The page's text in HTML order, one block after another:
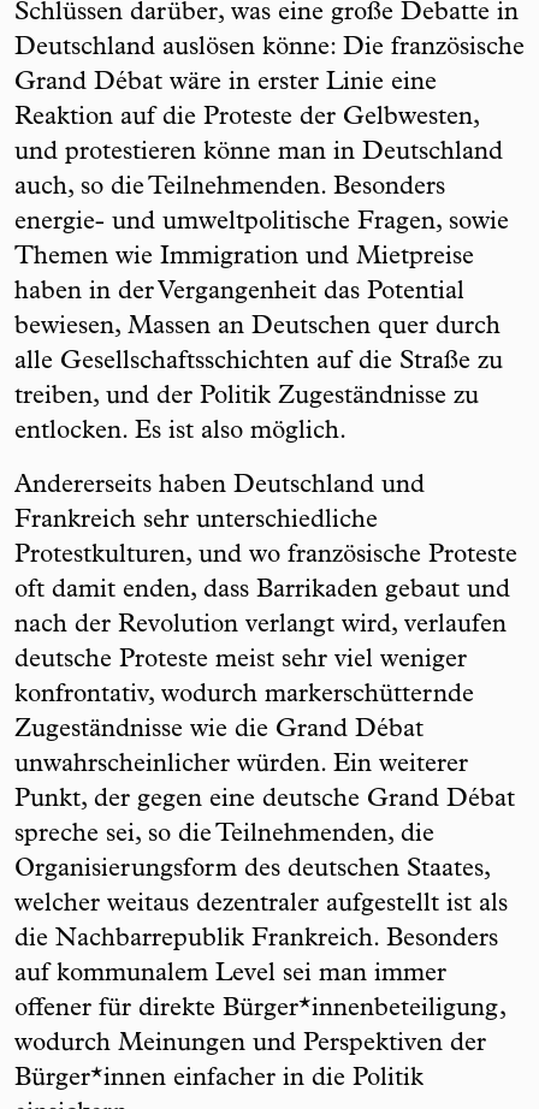
Schlüssen darüber, was eine große Debatte in
Deutschland auslösen könne: Die französische
Grand Débat wäre in erster Linie eine
Reaktion auf die Proteste der Gelbwesten,
und protestieren könne man in Deutschland
auch, so die Teilnehmenden. Besonders
energie- und umweltpolitische Fragen, sowie
Themen wie Immigration und Mietpreise
haben in der Vergangenheit das Potential
bewiesen, Massen an Deutschen quer durch
alle Gesellschaftsschichten auf die Straße zu
treiben, und der Politik Zugeständnisse zu
entlocken. Es ist also möglich.
Andererseits haben Deutschland und
Frankreich sehr unterschiedliche
Protestkulturen, und wo französische Proteste
oft damit enden, dass Barrikaden gebaut und
nach der Revolution verlangt wird, verlaufen
deutsche Proteste meist sehr viel weniger
konfrontativ, wodurch markerschütternde
Zugeständnisse wie die Grand Débat
unwahrscheinlicher würden. Ein weiterer
Punkt, der gegen eine deutsche Grand Débat
spreche sei, so die Teilnehmenden, die
Organisierungsform des deutschen Staates,
welcher weitaus dezentraler aufgestellt ist als
die Nachbarrepublik Frankreich. Besonders
auf kommunalem Level sei man immer
offener für direkte Bürger*innenbeteiligung,
wodurch Meinungen und Perspektiven der
Bürger*innen einfacher in die Politik